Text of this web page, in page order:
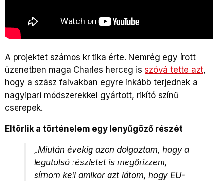
A projektet számos kritika érte. Nemrég egy írott
üzenetben maga Charles herceg is szóvá tette azt,
hogy a szász falvakban egyre inkább terjednek a
nagyipari módszerekkel gyártott, rikító színű
cserepek.
Eltörlik a történelem egy lenyűgöző részét
„Miután évekig azon dolgoztam, hogy a
legutolsó részletet is megőrizzem,
sírnom kell amikor azt látom, hogy EU-